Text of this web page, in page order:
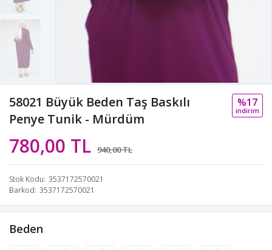
58021 Büyük Beden Taş Baskılı
Penye Tunik - Mürdüm
780,00 TL 940,00 TL
%17
i̇ndi̇ri̇m
Stok Kodu 3537172570021
Barkod 3537172570021
Beden